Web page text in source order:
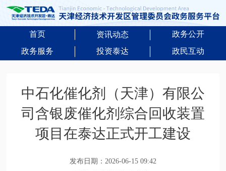
首页 资讯动态
政务公开
政务服务
投资泰达 政民互动
中石化催化剂（天津）有限公
司含银废催化剂综合回收装置
项目在泰达正式开工建设
发布日期：2026-06-15 09:42